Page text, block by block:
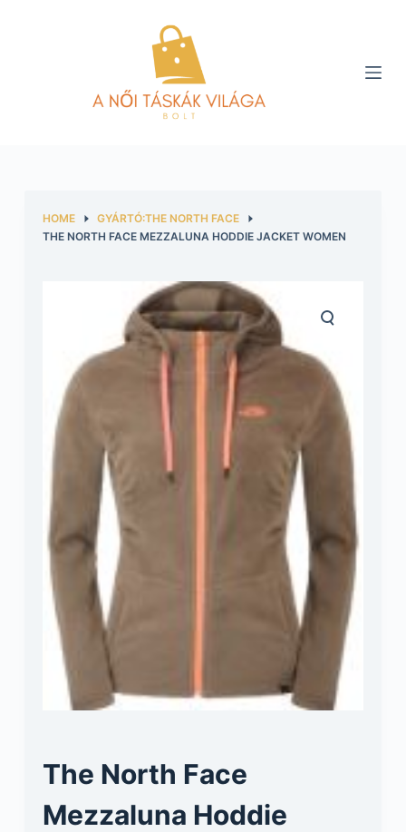
HOME
GYÁRTÓ:THE NORTH FACE
THE NORTH FACE MEZZALUNA HODDIE JACKET WOMEN
The North Face
Mezzaluna Hoddie